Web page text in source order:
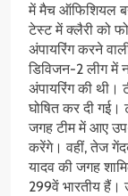
में मैच ऑफिशियल
टेस्ट में क्लैरी को
अंपायरिंग करने
डिविजन-2 लीग में
अंपायरिंग की थी।
घोषित कर दी
जगह टीम में आए
करेंगे। वहीं, तेज
यादव की जगह
299वें भारतीय हैं।